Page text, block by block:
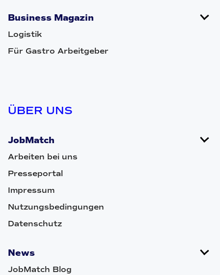
Business Magazin
Logistik
Für Gastro Arbeitgeber
ÜBER UNS
JobMatch
Arbeiten bei uns
Presseportal
Impressum
Nutzungsbedingungen
Datenschutz
News
JobMatch Blog